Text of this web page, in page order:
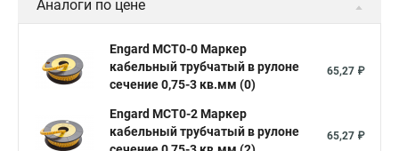
Аналоги по цене
Engard MCT0-0 Маркер
кабельный трубчатый в рулоне
сечение 0,75-3 кв.мм (0)
65,27 ₽
Engard MCT0-2 Маркер
кабельный трубчатый в рулоне
65,27 ₽